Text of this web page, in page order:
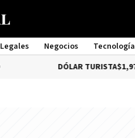
Legales Negocios Tecnología
DÓLAR TURISTA$1,976.00